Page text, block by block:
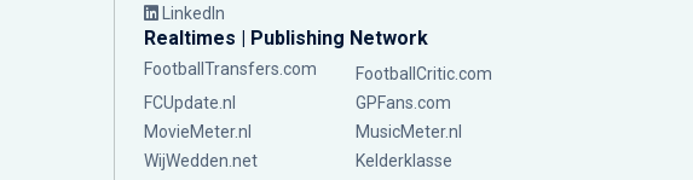
LinkedIn
Realtimes | Publishing Network
FootballTransfers.com
FootballCritic.com
FCUpdate.nl
GPFans.com
MovieMeter.nl
MusicMeter.nl
WijWedden.net
Kelderklasse